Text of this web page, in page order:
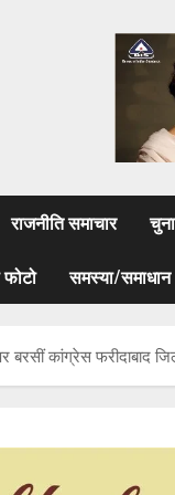
राजनीति समाचार
समस्या/समाधान
कांग्रेस फरीदाबाद